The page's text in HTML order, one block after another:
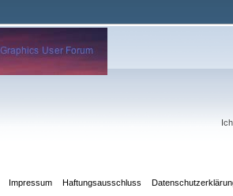
Impressum Haftungsausschluss